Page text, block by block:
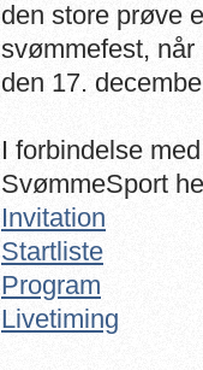
den store prøve
svømmefest,
den 17.
I forbindelse
SvømmeSport
Invitation
Startliste
Program
Livetiming